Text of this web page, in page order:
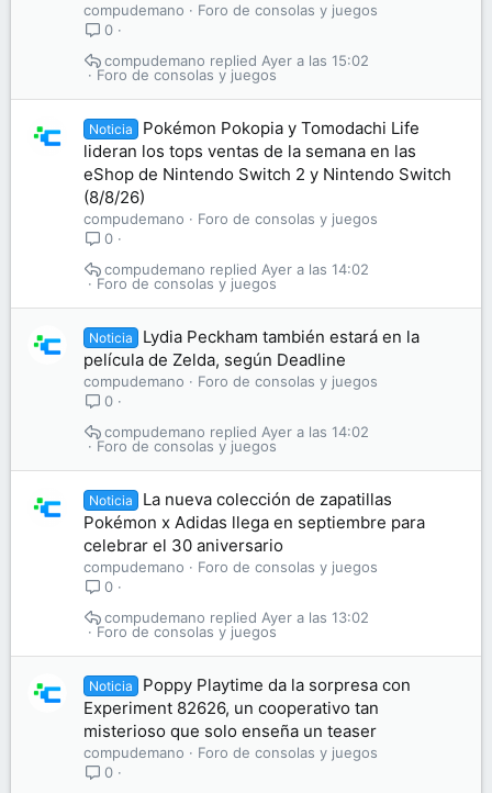
compudemano
Foro de consolas y juegos
0
Foro de consolas y juegos
Ayer a las 15:02
compudemano
Noticia
Pokémon Pokopia y Tomodachi Life
lideran los tops ventas de la semana en las
eShop de Nintendo Switch 2 y Nintendo Switch
(8/8/26)
compudemano
Foro de consolas y juegos
0
Foro de consolas y juegos
Ayer a las 14:02
compudemano
Noticia
Lydia Peckham también estará en la
película de Zelda, según Deadline
compudemano
Foro de consolas y juegos
0
Foro de consolas y juegos
Ayer a las 14:02
compudemano
Noticia
La nueva colección de zapatillas
Pokémon x Adidas llega en septiembre para
celebrar el 30 aniversario
compudemano
Foro de consolas y juegos
0
Foro de consolas y juegos
Ayer a las 13:02
compudemano
Noticia
Poppy Playtime da la sorpresa con
Experiment 82626, un cooperativo tan
misterioso que solo enseña un teaser
compudemano
Foro de consolas y juegos
0